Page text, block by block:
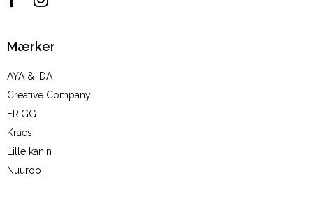
Mærker
AYA & IDA
Creative Company
FRIGG
Kraes
Lille kanin
Nuuroo